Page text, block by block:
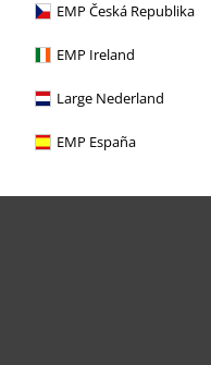
EMP Česká Republika
EMP Ireland
Large Nederland
EMP España